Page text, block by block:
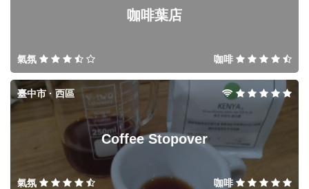
咖啡葉店
氣氛 咖啡
Coffee Stopover
臺中市 · 西區
氣氛 咖啡